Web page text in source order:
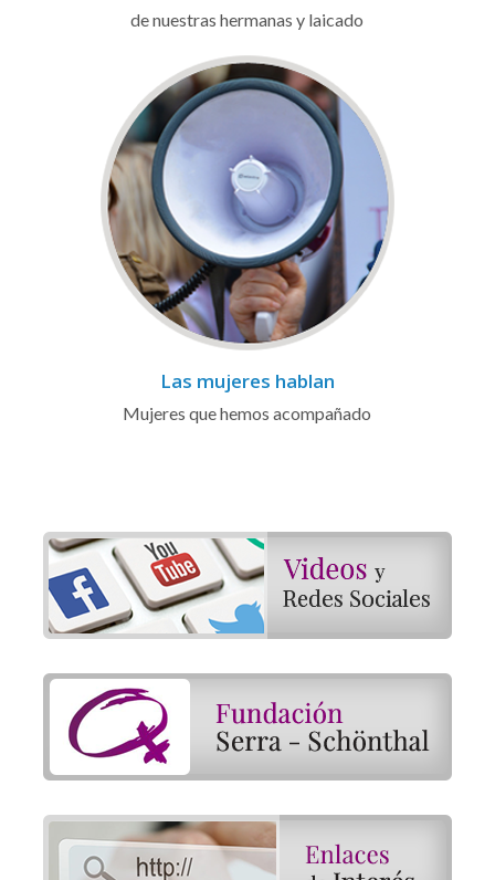
de nuestras hermanas y laicado
Las mujeres hablan
Mujeres que hemos acompañado